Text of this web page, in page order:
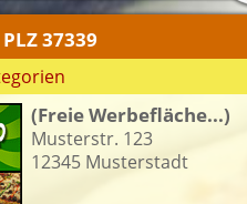
Lieferservice-App
Weiterempfehlen
Newsletter
Sicherheit
Kontakt
PLZ 37339
(Freie Werbefläche...)
Musterstr. 123
12345 Musterstadt